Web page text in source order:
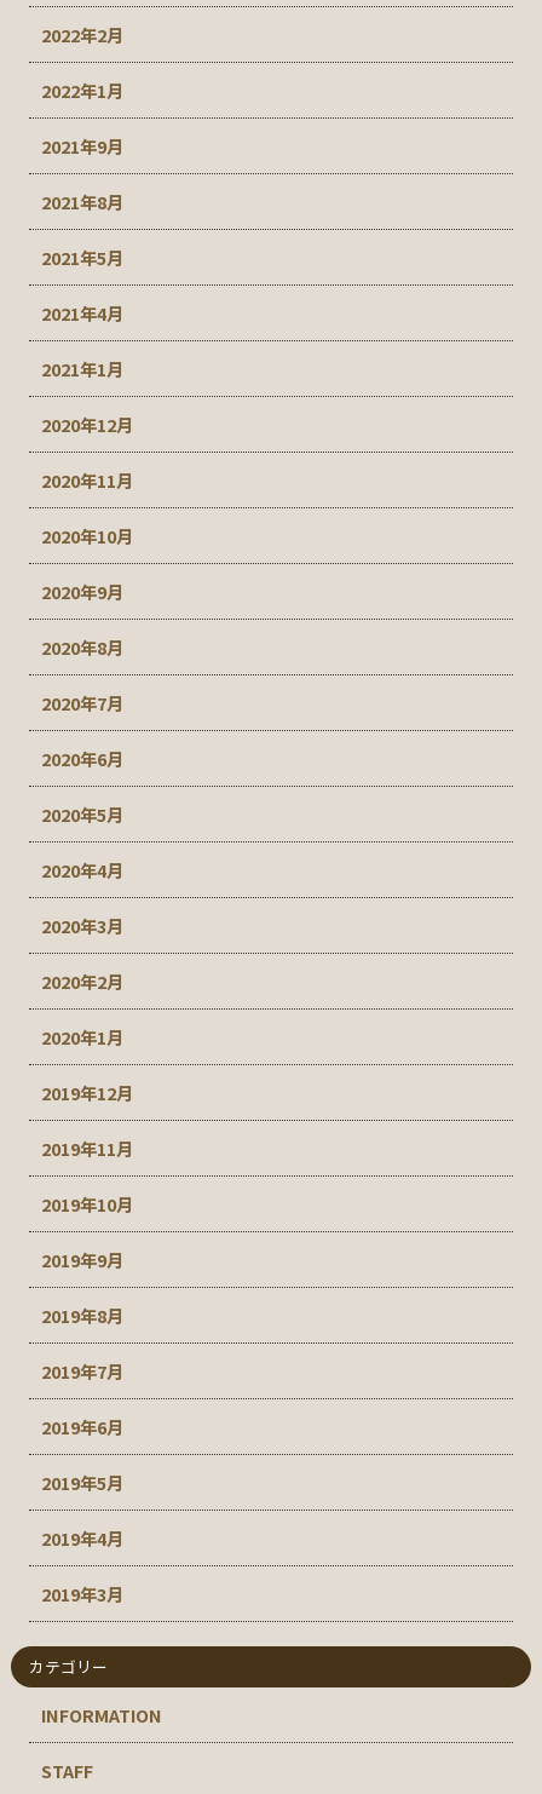
2022年2月
2022年1月
2021年9月
2021年8月
2021年5月
2021年4月
2021年1月
2020年12月
2020年11月
2020年10月
2020年9月
2020年8月
2020年7月
2020年6月
2020年5月
2020年4月
2020年3月
2020年2月
2020年1月
2019年12月
2019年11月
2019年10月
2019年9月
2019年8月
2019年7月
2019年6月
2019年5月
2019年4月
2019年3月
カテゴリー
INFORMATION
STAFF